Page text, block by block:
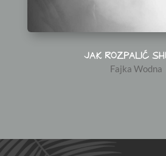
JAK ROZPALIĆ
Fajka Wodna